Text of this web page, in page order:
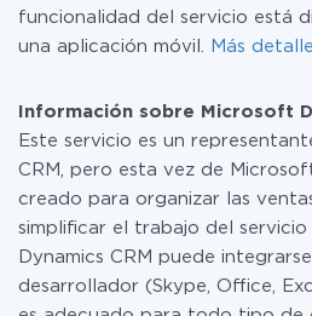
funcionalidad del servicio está
una aplicación móvil.
Más
Información sobre Microsoft
Este servicio es un
CRM, pero esta vez de
creado para organizar las
simplificar el trabajo del
Dynamics CRM puede
desarrollador (Skype, Office,